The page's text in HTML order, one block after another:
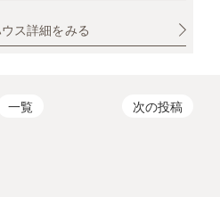
ス詳細をみる
一覧 次の投稿